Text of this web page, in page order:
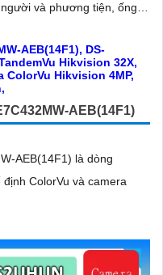
và phương tiện, ống
AEB(14F1)
AEB(14F1) là dòng
ColorVu và camera